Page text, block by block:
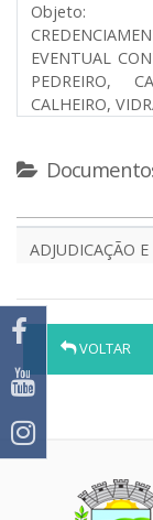
Objeto:
EVENTUAL
PEDREIRO,
CALHEIRO,
ADJUDICAÇÃO
VOLTAR